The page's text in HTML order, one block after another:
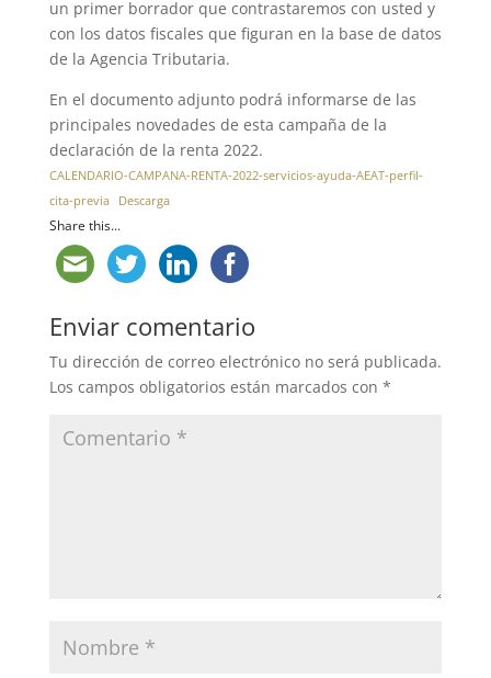
un primer borrador que contrastaremos con usted y
con los datos fiscales que figuran en la base de datos
de la Agencia Tributaria.
En el documento adjunto podrá informarse de las
principales novedades de esta campaña de la
declaración de la renta 2022.
CALENDARIO-CAMPANA-RENTA-2022-servicios-ayuda-AEAT-perfil-
cita-previa
Descarga
Share this...
Enviar comentario
Tu dirección de correo electrónico no será publicada.
Los campos obligatorios están marcados con *